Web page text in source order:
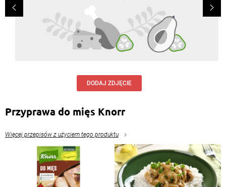
DODAJ ZDJĘCIE
Przyprawa do mięs Knorr
Więcej przepisów z użyciem tego produktu